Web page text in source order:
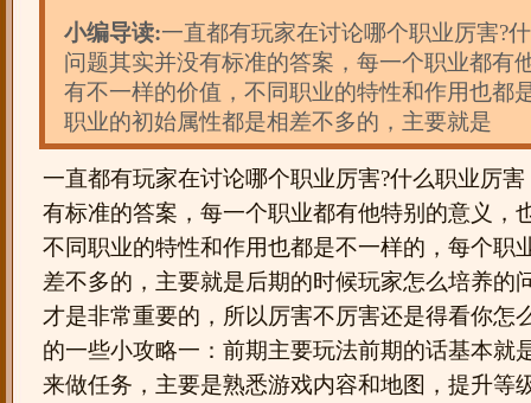
小编导读:一直都有玩家在讨论哪个职业厉害?
问题其实并没有标准的答案，每一个职业都有
有不一样的价值，不同职业的特性和作用也都
职业的初始属性都是相差不多的，主要就是
一直都有玩家在讨论哪个职业厉害?什么职业厉
有标准的答案，每一个职业都有他特别的意义，
不同职业的特性和作用也都是不一样的，每个职
差不多的，主要就是后期的时候玩家怎么培养的
才是非常重要的，所以厉害不厉害还是得看你怎
的一些小攻略一：前期主要玩法前期的话基本就
来做任务，主要是熟悉游戏内容和地图，提升等